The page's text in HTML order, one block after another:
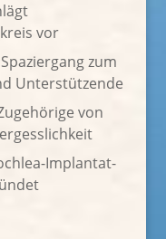
vor
zum
Unterstützende
von
Implantat-